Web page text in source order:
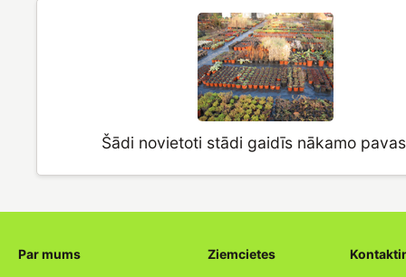
Šādi novietoti stādi gaidīs nākamo
Par mums Ziemcietes